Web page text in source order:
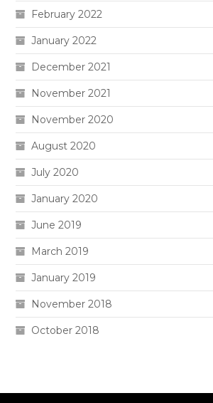
February 2022
January 2022
December 2021
November 2021
November 2020
August 2020
July 2020
January 2020
June 2019
March 2019
January 2019
November 2018
October 2018